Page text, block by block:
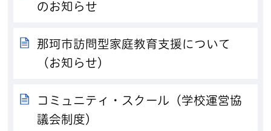
のお知らせ
那珂市訪問型家庭教育支援について
（お知らせ）
コミュニティ・スクール（学校運営協
議会制度）